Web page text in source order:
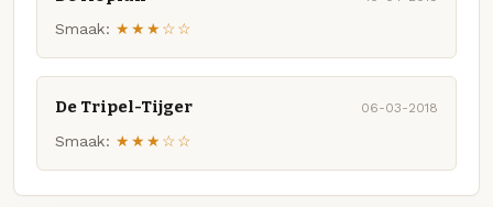
Smaak: ★★★☆☆
De Tripel-Tijger 06-03-2018
Smaak: ★★★☆☆